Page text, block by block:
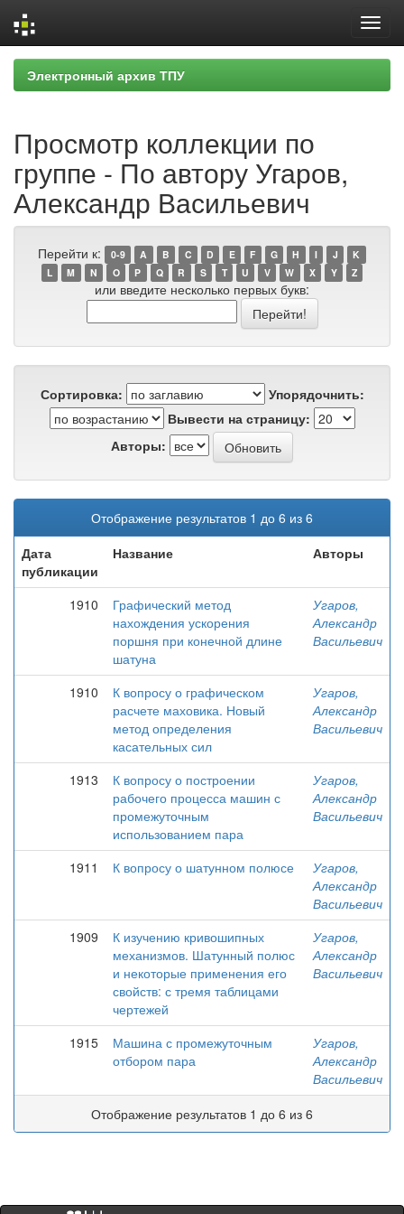
Skip
navigation
Электронный архив ТПУ
Просмотр коллекции по
группе - По автору Угаров,
Александр Васильевич
Перейти к: 0-9 A B C D E F G H I J
K
L
M N O P Q R S T U V W X Y Z
или введите несколько первых букв:
Сортировка:
Упорядочнить:
Вывести на страницу:
Авторы:
Отображение результатов 1 до 6 из 6
Дата
публикации
Название Авторы
1910
Графический метод
нахождения ускорения
поршня при конечной длине
шатуна
Угаров,
Александр
Васильевич
1910
К вопросу о графическом
расчете маховика. Новый
метод определения
касательных сил
Угаров,
Александр
Васильевич
1913
К вопросу о построении
рабочего процесса машин с
промежуточным
использованием пара
Угаров,
Александр
Васильевич
1911 К вопросу о шатунном полюсе
Угаров,
Александр
Васильевич
1909
К изучению кривошипных
механизмов. Шатунный полюс
и некоторые применения его
свойств: с тремя таблицами
чертежей
Угаров,
Александр
Васильевич
1915
Машина с промежуточным
отбором пара
Угаров,
Александр
Васильевич
Отображение результатов 1 до 6 из 6